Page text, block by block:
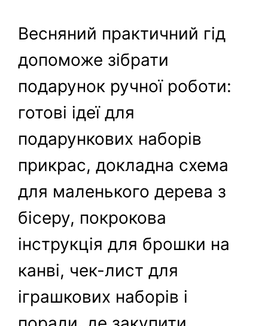
Весняний практичний гід
допоможе зібрати
подарунок ручної роботи:
готові ідеї для
подарункових наборів
прикрас, докладна схема
для маленького дерева з
бісеру, покрокова
інструкція для брошки на
канві, чек-лист для
іграшкових наборів і